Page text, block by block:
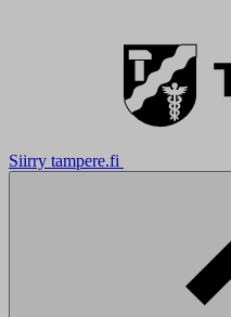
Siirry tampere.fi